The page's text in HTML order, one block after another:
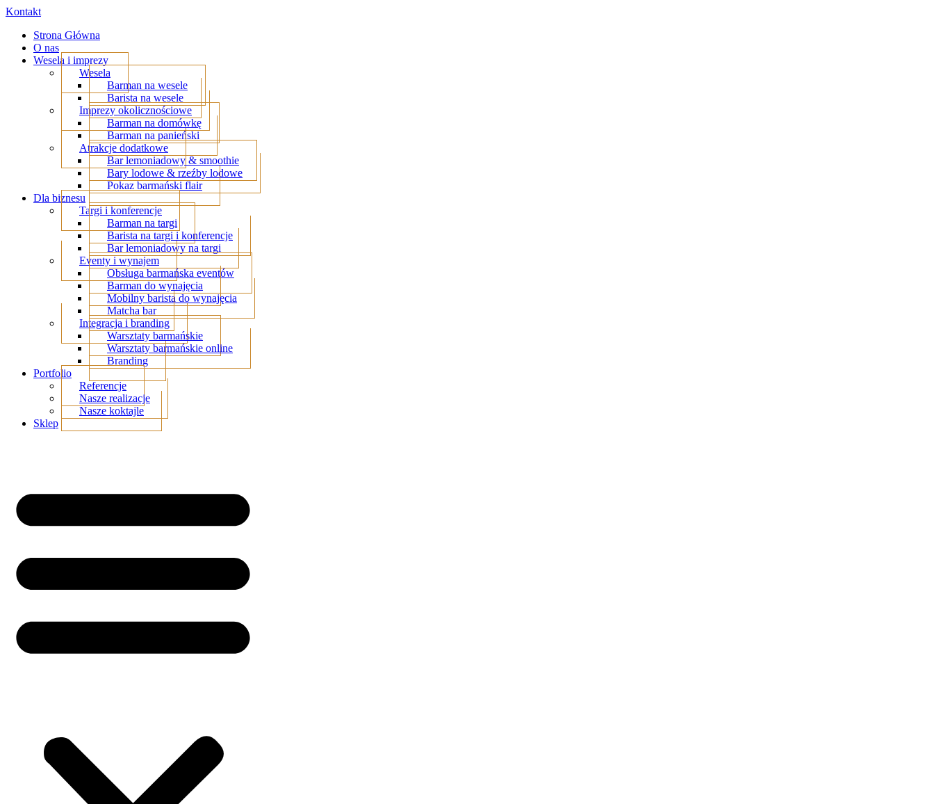
Kontakt
Strona Główna
O nas
Wesela i imprezy
Wesela
Barman na wesele
Barista na wesele
Imprezy okolicznościowe
Barman na domówkę
Barman na panieński
Atrakcje dodatkowe
Bar lemoniadowy & smoothie
Bary lodowe & rzeźby lodowe
Pokaz barmański flair
Dla biznesu
Targi i konferencje
Barman na targi
Barista na targi i konferencje
Bar lemoniadowy na targi
Eventy i wynajem
Obsługa barmańska eventów
Barman do wynajęcia
Mobilny barista do wynajęcia
Matcha bar
Integracja i branding
Warsztaty barmańskie
Warsztaty barmańskie online
Branding
Portfolio
Referencje
Nasze realizacje
Nasze koktajle
Sklep